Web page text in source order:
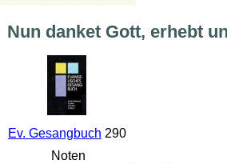
Nun danket Gott, erhebt
Ev. Gesangbuch 290
Noten